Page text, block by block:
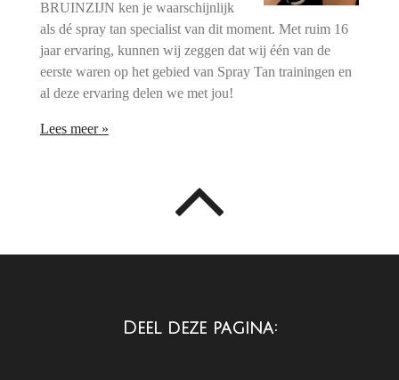
BRUINZIJN ken je waarschijnlijk
als dé spray tan specialist van dit moment. Met ruim 16
jaar ervaring, kunnen wij zeggen dat wij één van de
eerste waren op het gebied van Spray Tan trainingen en
al deze ervaring delen we met jou!
Lees meer »
Deel deze pagina: